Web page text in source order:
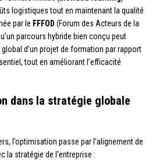
logistiques tout en maintenant la qualité
par le FFFOD (Forum des Acteurs de la
parcours hybride bien conçu peut
global d’un projet de formation par rapport
tout en améliorant l’efficacité
dans la stratégie globale
l’optimisation passe par l’alignement de
la stratégie de l’entreprise :